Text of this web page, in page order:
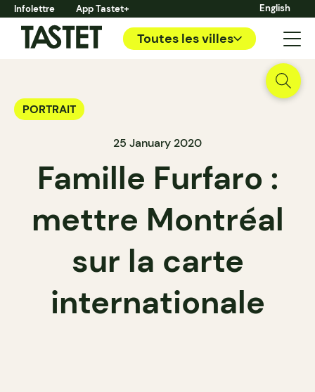
Infolettre App Tastet+ English
Toutes les villes
PORTRAIT
25 January 2020
Famille Furfaro :
mettre Montréal
sur la carte
internationale